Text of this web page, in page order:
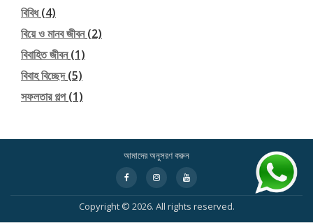
বিবিধ(4)
বিয়ে ও মানব জীবন(2)
বিবাহিত জীবন(1)
বিবাহ বিচ্ছেদ(5)
সফলতার গল্প(1)
আমাদের অনুসরণ করুন
Secondary
Menu
fa-
facebook
fa-
instagram
fa-
youtube
Copyright © 2026. All rights reserved.